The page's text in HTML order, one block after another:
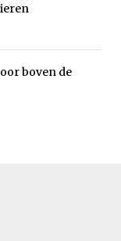
boven de